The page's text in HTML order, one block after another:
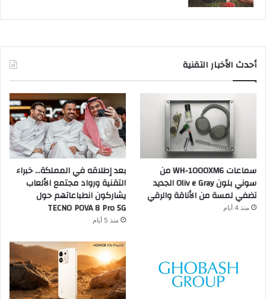
أحدث الأخبار التقنية
سماعات WH-1000XM6 من
سوني بلون Oliv e Gray الجديد
تضفي لمسة من الأناقة والرقي
منذ 4 أيام
بعد إطلاقه في المملكة… خبراء
التقنية ورواد مجتمع الألعاب
يشاركون انطباعاتهم حول
TECNO POVA 8 Pro 5G
منذ 5 أيام